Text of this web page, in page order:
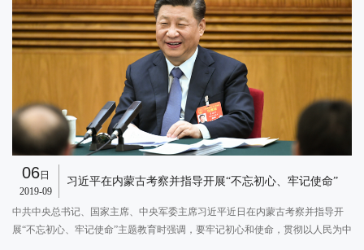
06日
2019-09
习近平在内蒙古考察并指导开展“不忘初心、牢记使命”
中共中央总书记、国家主席、中央军委主席习近平近日在内蒙古考察并指导开
展“不忘初心、牢记使命”主题教育时强调，要牢记初心和使命，贯彻以人民为中